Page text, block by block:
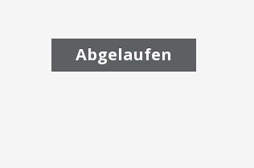
Abgelaufen